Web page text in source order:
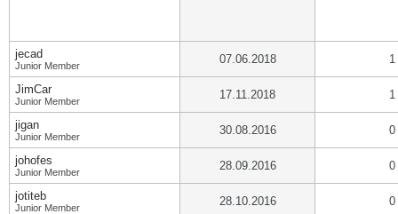
jecad
Junior Member 07.06.2018 1
JimCar
Junior Member 17.11.2018 1
jigan
Junior Member 30.08.2016 0
johofes
Junior Member 28.09.2016 0
jotiteb
Junior Member 28.10.2016 0